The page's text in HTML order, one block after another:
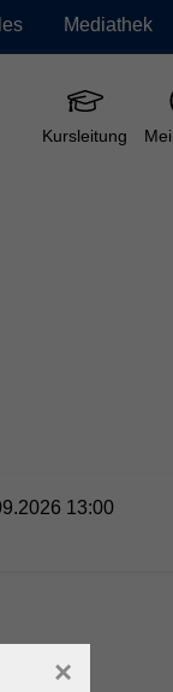
Mediathek
Kursleitung
13:00
×